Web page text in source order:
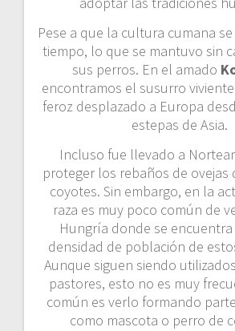
Pese a que la cultura cumana
tiempo, lo que se mantuvo sin
sus perros. En el amado
encontramos el susurro
feroz desplazado a Europa
estepas de Asia.
Incluso fue llevado a
proteger los rebaños de ovejas
coyotes. Sin embargo, en la
raza es muy poco común de
Hungría donde se
densidad de población de
Aunque siguen siendo
pastores, esto no es muy
común es verlo formando
como mascota o perro de